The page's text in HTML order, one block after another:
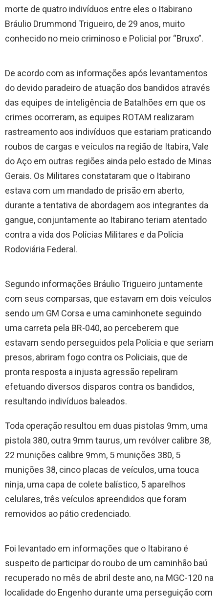
morte de quatro indivíduos entre eles o Itabirano
Bráulio Drummond Trigueiro, de 29 anos, muito
conhecido no meio criminoso e Policial por “Bruxo”.
De acordo com as informações após levantamentos
do devido paradeiro de atuação dos bandidos através
das equipes de inteligência de Batalhões em que os
crimes ocorreram, as equipes ROTAM realizaram
rastreamento aos indivíduos que estariam praticando
roubos de cargas e veículos na região de Itabira, Vale
do Aço em outras regiões ainda pelo estado de Minas
Gerais. Os Militares constataram que o Itabirano
estava com um mandado de prisão em aberto,
durante a tentativa de abordagem aos integrantes da
gangue, conjuntamente ao Itabirano teriam atentado
contra a vida dos Polícias Militares e da Polícia
Rodoviária Federal.
Segundo informações Bráulio Trigueiro juntamente
com seus comparsas, que estavam em dois veículos
sendo um GM Corsa e uma caminhonete seguindo
uma carreta pela BR-040, ao perceberem que
estavam sendo perseguidos pela Polícia e que seriam
presos, abriram fogo contra os Policiais, que de
pronta resposta a injusta agressão repeliram
efetuando diversos disparos contra os bandidos,
resultando indivíduos baleados.
Toda operação resultou em duas pistolas 9mm, uma
pistola 380, outra 9mm taurus, um revólver calibre 38,
22 munições calibre 9mm, 5 munições 380, 5
munições 38, cinco placas de veículos, uma touca
ninja, uma capa de colete balístico, 5 aparelhos
celulares, três veículos apreendidos que foram
removidos ao pátio credenciado.
Foi levantado em informações que o Itabirano é
suspeito de participar do roubo de um caminhão baú
recuperado no mês de abril deste ano, na MGC-120 na
localidade do Engenho durante uma perseguição com